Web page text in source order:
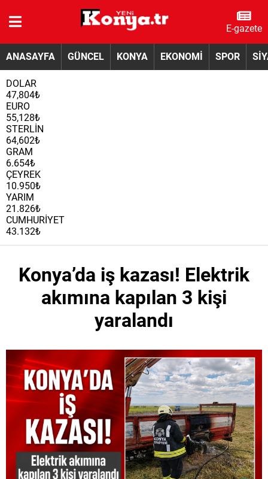
E-gazete
ANASAYFA GÜNCEL KONYA EKONOMİ SPOR
DOLAR
47,804₺
EURO
55,128₺
STERLİN
64,602₺
GRAM
6.654₺
ÇEYREK
10.950₺
YARIM
21.826₺
CUMHURİYET
43.132₺
Konya’da iş kazası! Elektrik
akımına kapılan 3 kişi
yaralandı